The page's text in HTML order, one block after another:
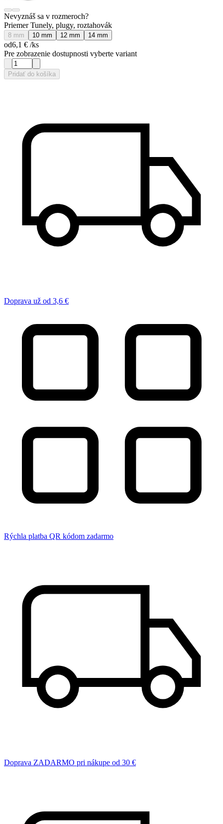
Nevyznáš sa v rozmeroch?
Priemer Tunely, plugy, roztahovák
8 mm 10 mm 12 mm 14 mm
od6,1 € /ks
Pre zobrazenie dostupnosti vyberte variant
Pridať do košíka
Doprava už od 3,6 €
Rýchla platba QR kódom zadarmo
Doprava ZADARMO pri nákupe od 30 €